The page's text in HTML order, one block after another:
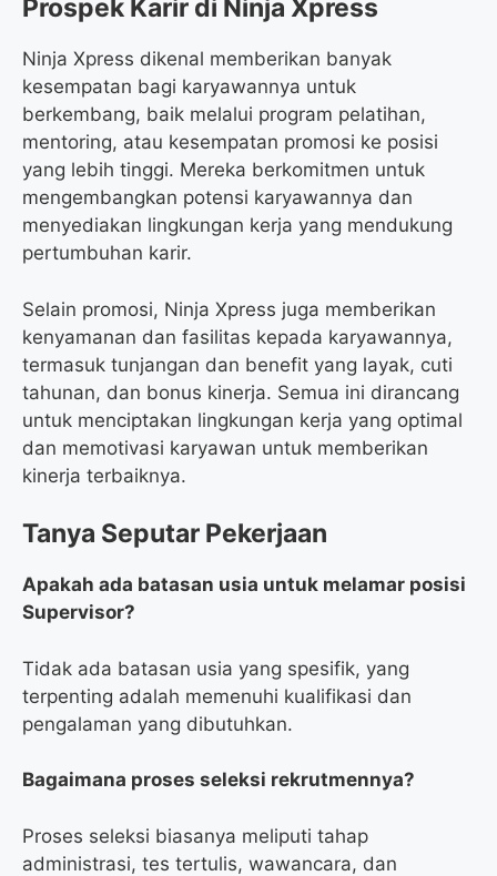
Prospek Karir di Ninja Xpress
Ninja Xpress dikenal memberikan banyak
kesempatan bagi karyawannya untuk
berkembang, baik melalui program pelatihan,
mentoring, atau kesempatan promosi ke posisi
yang lebih tinggi. Mereka berkomitmen untuk
mengembangkan potensi karyawannya dan
menyediakan lingkungan kerja yang mendukung
pertumbuhan karir.
Selain promosi, Ninja Xpress juga memberikan
kenyamanan dan fasilitas kepada karyawannya,
termasuk tunjangan dan benefit yang layak, cuti
tahunan, dan bonus kinerja. Semua ini dirancang
untuk menciptakan lingkungan kerja yang optimal
dan memotivasi karyawan untuk memberikan
kinerja terbaiknya.
Tanya Seputar Pekerjaan
Apakah ada batasan usia untuk melamar posisi
Supervisor?
Tidak ada batasan usia yang spesifik, yang
terpenting adalah memenuhi kualifikasi dan
pengalaman yang dibutuhkan.
Bagaimana proses seleksi rekrutmennya?
Proses seleksi biasanya meliputi tahap
administrasi, tes tertulis, wawancara, dan